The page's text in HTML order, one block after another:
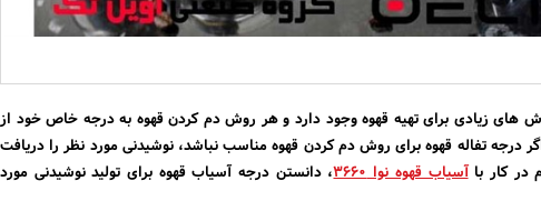
های زیادی برای تهیه قهوه وجود دارد و هر روش دم کردن قهوه به درجه خاص خود از
درجه تفاله قهوه برای روش دم کردن قهوه مناسب نباشد، نوشیدنی مورد نظر را دریافت
در کار باآسیاب قهوه نوا 3660
، دانستن درجه آسیاب قهوه برای تولید نوشیدنی مورد